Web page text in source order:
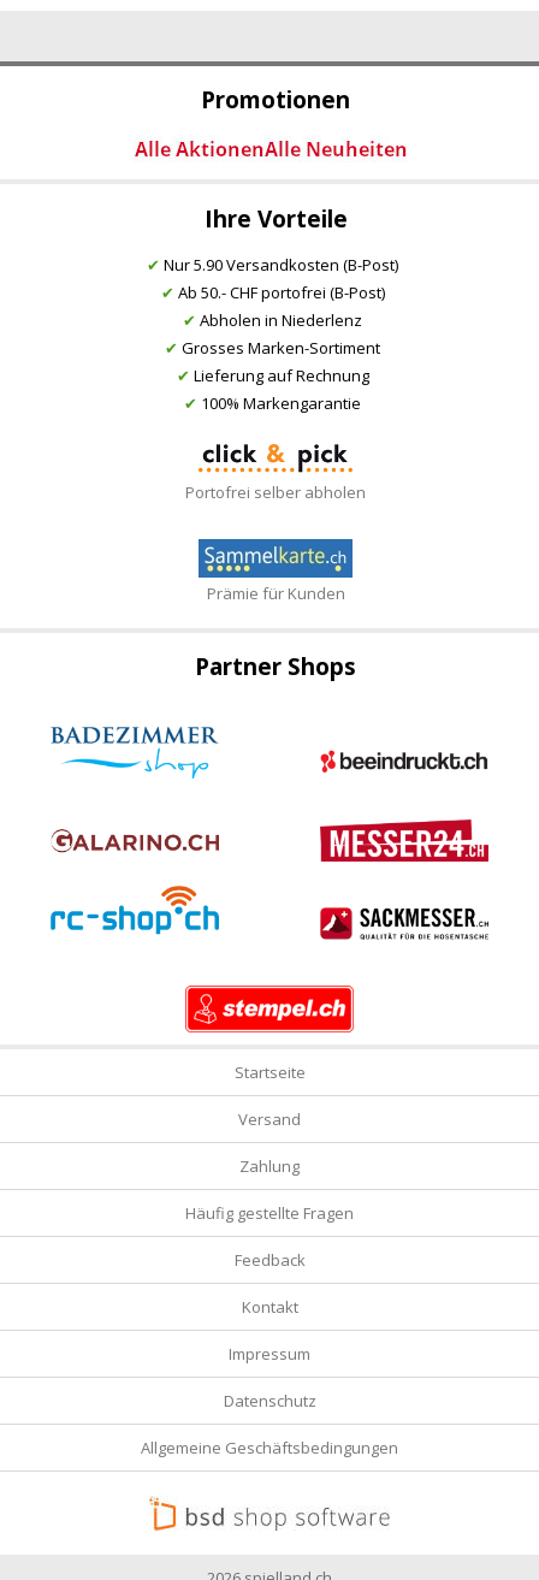
Promotionen
Ihre Vorteile
✔ Nur 5.90 Versandkosten (B-Post)
✔ Ab 50.- CHF portofrei (B-Post)
✔ Abholen in Niederlenz
✔ Grosses Marken-Sortiment
✔ Lieferung auf Rechnung
✔ 100% Markengarantie
Portofrei selber abholen
Prämie für Kunden
Partner Shops
Startseite
Versand
Zahlung
Häufig gestellte Fragen
Feedback
Kontakt
Impressum
Datenschutz
Allgemeine Geschäftsbedingungen